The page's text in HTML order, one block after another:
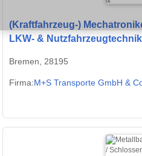
(Kraftfahrzeug-)
LKW- &
Bremen, 28195
Firma:M+S Transporte GmbH &